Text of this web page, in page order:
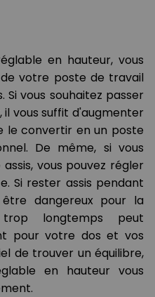
en hauteur, vous
votre poste de travail
vous souhaitez passer
vous suffit d'augmenter
le convertir en un poste
De même, si vous
vous pouvez régler
Si rester assis pendant
dangereux pour la
longtemps peut
pour votre dos et vos
de trouver un équilibre,
en hauteur vous